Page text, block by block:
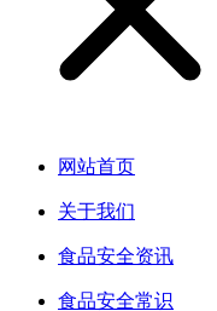
网站首页
关于我们
食品安全资讯
食品安全常识